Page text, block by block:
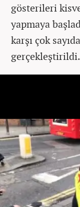
gösterileri
yapmaya
karşı çok
gerçekleştirildi.